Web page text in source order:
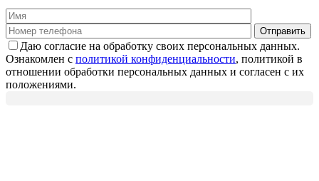
Даю согласие на обработку своих персональных данных.
Ознакомлен с политикой конфиденциальности, политикой в
отношении обработки персональных данных и согласен с их
положениями.